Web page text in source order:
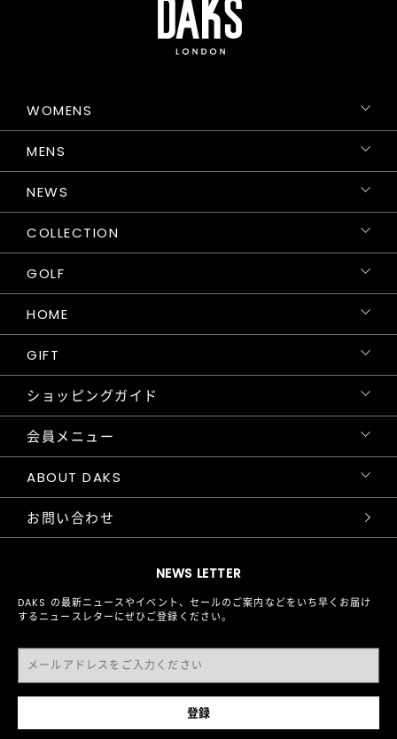
NEWS LETTER
DAKS の最新ニュースやイベント、セールのご案内などをいち早くお届け
するニュースレターにぜひご登録ください。
WOMENS
MENS
NEWS
COLLECTION
GOLF
HOME
GIFT
ショッピングガイド
会員メニュー
ABOUT DAKS
お問い合わせ